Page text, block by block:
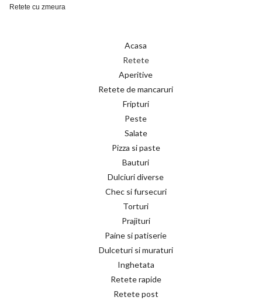
Retete cu zmeura
Acasa
Retete
Aperitive
Retete de mancaruri
Fripturi
Peste
Salate
Pizza si paste
Bauturi
Dulciuri diverse
Chec si fursecuri
Torturi
Prajituri
Paine si patiserie
Dulceturi si muraturi
Inghetata
Retete rapide
Retete post